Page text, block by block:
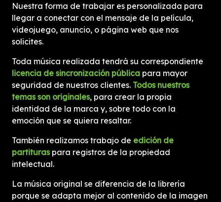
Nuestra forma de trabajar es personalizada para
llegar a conectar con el mensaje de la película,
videojuego, anuncio, o página web que nos
solicites.
Toda música realizada tendrá su correspondiente
licencia de sincronización pública para mayor
seguridad de nuestros clientes. Todos nuestros
temas son originales, para crear la propia
identidad de la marca y, sobre todo con la
emoción que se quiera resaltar.
También realizamos trabajo de edición de
partituraspara registros de la propiedad
intelectual.
La música original se diferencia de la librería
porque se adapta mejor al contenido de la imagen